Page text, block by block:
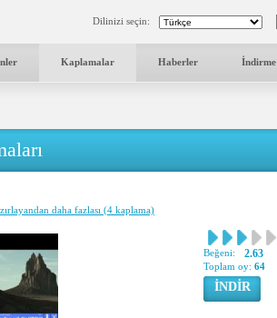
Dilinizi seçin:
Kaplamalar Haberler İndirme
daha fazlası (4 kaplama)
Beğeni: 2.63
Toplam oy: 64
İNDİR